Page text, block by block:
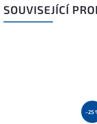
SOUVISEJÍCÍ
–25